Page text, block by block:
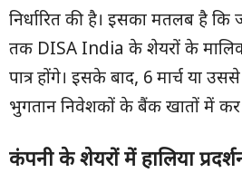
निर्धारित की है। इसका मतलब है
तक DISA India के शेयरों के
पात्र होंगे। इसके बाद, 6 मार्च या
भुगतान निवेशकों के बैंक खातों में कर
कंपनी के शेयरों में हालिया